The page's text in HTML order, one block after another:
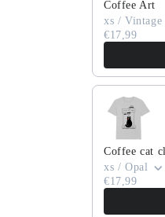
Coffee Art
xs / Vintage
€17,99
Coffee cat
xs / Opal
€17,99